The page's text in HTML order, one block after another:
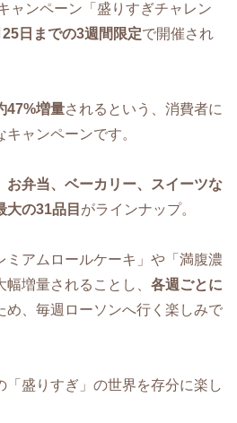
ャンペーン「盛りすぎチャレン
日までの3週間限定で開催され
47%増量されるという、消費者に
ャンペーンです。
お弁当、ベーカリー、スイーツな
大の31品目 がラインナップ。
ミアムロールケーキ」や「満腹濃
増量されることし、 各週ごとに
め、毎週ローソンへ行く楽しみで
「盛りすぎ」の世界を存分に楽し